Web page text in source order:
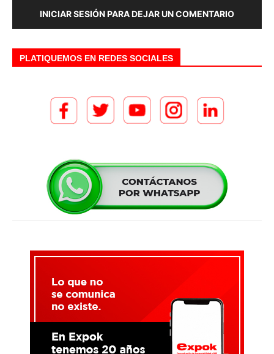
INICIAR SESIÓN PARA DEJAR UN COMENTARIO
PLATIQUEMOS EN REDES SOCIALES